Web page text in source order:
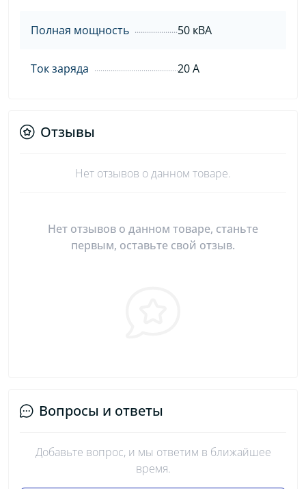
Полная мощность 50 кВА
Ток заряда 20 А
Отзывы
Нет отзывов о данном товаре.
Нет отзывов о данном товаре, станьте
первым, оставьте свой отзыв.
Вопросы и ответы
Добавьте вопрос, и мы ответим в ближайшее
время.